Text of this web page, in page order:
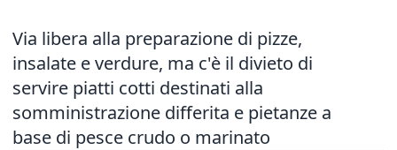
Via libera alla preparazione di pizze,
insalate e verdure, ma c'è il divieto di
servire piatti cotti destinati alla
somministrazione differita e pietanze a
base di pesce crudo o marinato